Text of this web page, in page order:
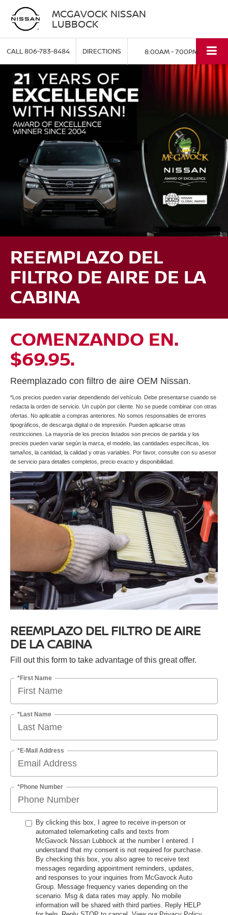
MCGAVOCK NISSAN
LUBBOCK
CALL806-783-8484 DIRECTIONS 8:00AM - 7:00PM
REEMPLAZO DEL
FILTRO DE AIRE DE LA
CABINA
COMENZANDO EN.
$69.95.
Reemplazado con filtro de aire OEM Nissan.
*Los precios pueden variar dependiendo del vehículo. Debe presentarse cuando se
redacta la orden de servicio. Un cupón por cliente. No se puede combinar con otras
ofertas. No aplicable a compras anteriores. No somos responsables de errores
tipográficos, de descarga digital o de impresión. Pueden aplicarse otras
restricciones. La mayoría de los precios listados son precios de partida y los
precios pueden variar según la marca, el modelo, las cantidades específicas, los
tamaños, la cantidad, la calidad y otras variables. Por favor, consulte con su asesor
de servicio para detalles completos, precio exacto y disponibilidad.
REEMPLAZO DEL FILTRO DE AIRE
DE LA CABINA
Fill out this form to take advantage of this great offer.
*First Name
*Last Name
*E-Mail Address
*Phone Number
By clicking this box, I agree to receive in-person or
automated telemarketing calls and texts from
McGavock Nissan Lubbock at the number I entered. I
understand that my consent is not required for purchase.
By checking this box, you also agree to receive text
messages regarding appointment reminders, updates,
and responses to your inquiries from McGavock Auto
Group. Message frequency varies depending on the
scenario. Msg & data rates may apply. No mobile
information will be shared with third parties. Reply HELP